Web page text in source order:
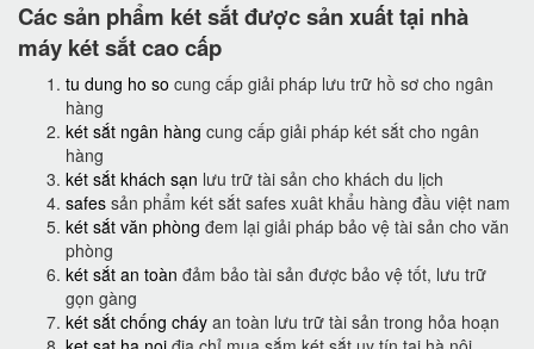
Các sản phẩm két sắt được sản xuất tại nhà
máy két sắt cao cấp
tu dung ho so cung cấp giải pháp lưu trữ hồ sơ cho ngân
hàng
két sắt ngân hàng cung cấp giải pháp két sắt cho ngân
hàng
két sắt khách sạn lưu trữ tài sản cho khách du lịch
safes sản phẩm két sắt safes xuât khẩu hàng đầu việt nam
két sắt văn phòng đem lại giải pháp bảo vệ tài sản cho văn
phòng
két sắt an toàn đảm bảo tài sản được bảo vệ tốt, lưu trữ
gọn gàng
két sắt chống cháy an toàn lưu trữ tài sản trong hỏa hoạn